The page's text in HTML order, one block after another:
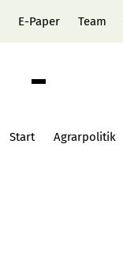
E-Paper Team
Start Agrarpolitik